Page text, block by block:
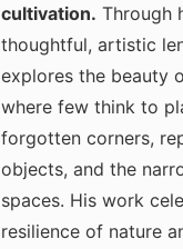
cultivation. Through
thoughtful, artistic
explores the beauty
where few think to
forgotten corners,
objects, and the
spaces. His work
resilience of nature